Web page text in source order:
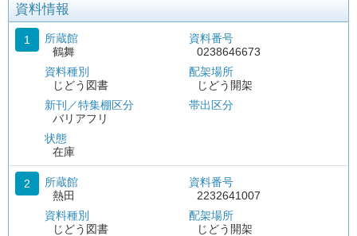
資料情報
1
所蔵館
鶴舞
資料種別
じどう図書
新刊／特集棚区分
バリアフリ
状態
在庫
資料番号
0238646673
配架場所
じどう開架
帯出区分
2
所蔵館
熱田
資料種別
じどう図書
資料番号
2232641007
配架場所
じどう開架